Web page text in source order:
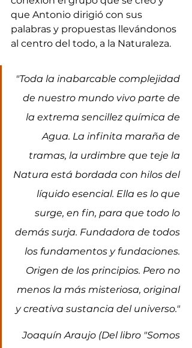
que Antonio dirigió con sus
palabras y propuestas llevándonos
al centro del todo, a la Naturaleza.
"Toda la inabarcable complejidad
de nuestro mundo vivo parte de
la extrema sencillez química de
Agua. La infinita maraña de
tramas, la urdimbre que teje la
Natura está bordada con hilos del
líquido esencial. Ella es lo que
surge, en fin, para que todo lo
demás surja. Fundadora de todos
los fundamentos y fundaciones.
Origen de los principios. Pero no
menos la más misteriosa, original
y creativa sustancia del universo."
Joaquín Araujo (Del libro "Somos